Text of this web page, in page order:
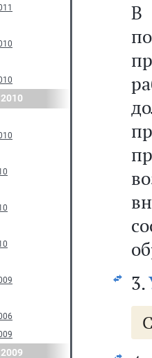
2010
2009
В
3.